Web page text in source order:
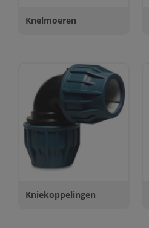
Knelmoeren
Kniekoppelingen